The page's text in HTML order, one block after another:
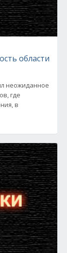
области
неожиданное
где
в